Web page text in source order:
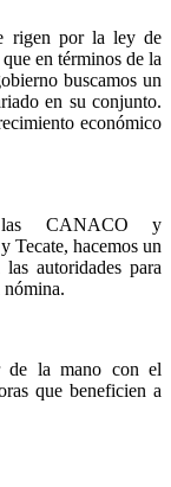
rigen por la ley de
en términos de la
buscamos un
en su conjunto.
económico
las CANACO y
hacemos un
autoridades para
nómina.
de la mano con el
que beneficien a